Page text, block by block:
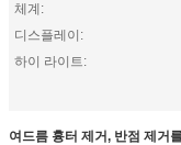
체계:
디스플레이:
하이 라이트:
여드름 흉터 제거, 반점 제거